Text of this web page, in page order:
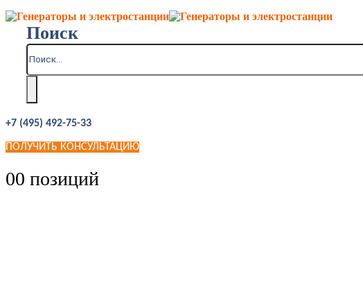
Поиск
+7 (495) 492-75-33
ПОЛУЧИТЬ КОНСУЛЬТАЦИЮ
00 позиций